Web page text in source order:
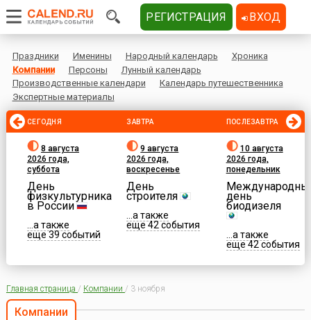
Праздники Именины Народный календарь
Хроника
Компании
Персоны
Лунный календарь
Производственные календари
Календарь путешественника
Экспертные материалы
СЕГОДНЯ
8 августа
2026 года,
суббота
День
физкультурника
в России
...а также
еще 39 событий
ЗАВТРА
9 августа
2026 года,
воскресенье
День
строителя
...а также
еще 42 события
ПОСЛЕЗАВТРА
10 августа
2026 года,
понедельник
день
биодизеля
...а также
еще 42 события
Главная страница / Компании / 3 ноября
Компании
РЕГИСТРАЦИЯ ВХОД